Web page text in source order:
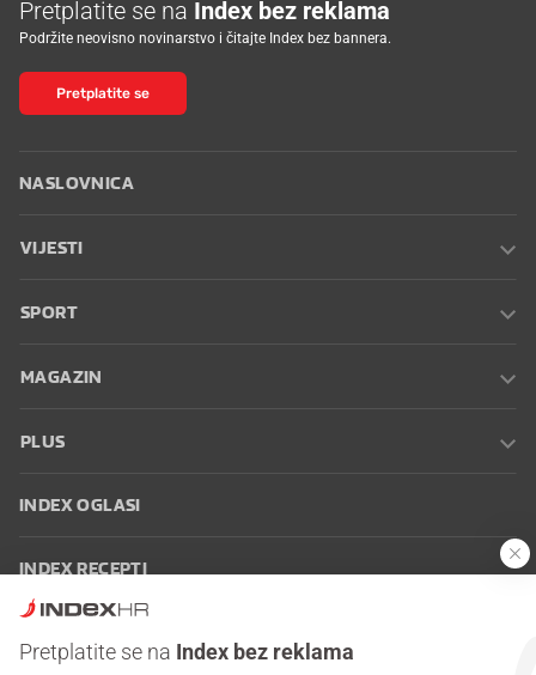
Pretplatite se na Index bez reklama
Podržite neovisno novinarstvo i čitajte Index bez bannera.
Pretplatite se
NASLOVNICA
VIJESTI
SPORT
MAGAZIN
PLUS
INDEX OGLASI
INDEX RECEPTI
Pretplatite se na Index bez reklama